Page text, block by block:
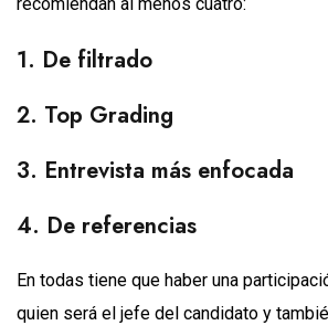
1. De filtrado
2. Top Grading
3. Entrevista más enfocada
4. De referencias
En todas tiene que haber una
quien será el jefe del candidato y